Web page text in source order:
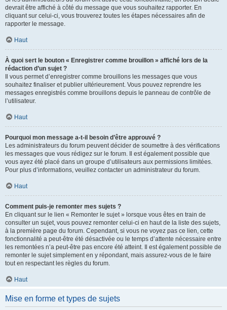
devrait être affiché à côté du message que vous souhaitez rapporter. En
cliquant sur celui-ci, vous trouverez toutes les étapes nécessaires afin de
rapporter le message.
Haut
À quoi sert le bouton « Enregistrer comme brouillon » affiché lors de la
rédaction d’un sujet ?
Il vous permet d’enregistrer comme brouillons les messages que vous
souhaitez finaliser et publier ultérieurement. Vous pouvez reprendre les
messages enregistrés comme brouillons depuis le panneau de contrôle de
l’utilisateur.
Haut
Pourquoi mon message a-t-il besoin d’être approuvé ?
Les administrateurs du forum peuvent décider de soumettre à des vérifications
les messages que vous rédigez sur le forum. Il est également possible que
vous ayez été placé dans un groupe d’utilisateurs aux permissions limitées.
Pour plus d’informations, veuillez contacter un administrateur du forum.
Haut
Comment puis-je remonter mes sujets ?
En cliquant sur le lien « Remonter le sujet » lorsque vous êtes en train de
consulter un sujet, vous pouvez remonter celui-ci en haut de la liste des sujets,
à la première page du forum. Cependant, si vous ne voyez pas ce lien, cette
fonctionnalité a peut-être été désactivée ou le temps d’attente nécessaire entre
les remontées n’a peut-être pas encore été atteint. Il est également possible de
remonter le sujet simplement en y répondant, mais assurez-vous de le faire
tout en respectant les règles du forum.
Haut
Mise en forme et types de sujets